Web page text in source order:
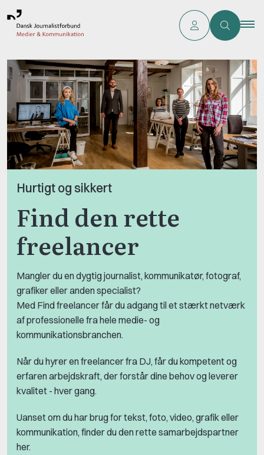
Hurtigt og sikkert
Find den rette
freelancer
Mangler du en dygtig journalist, kommunikatør, fotograf,
grafiker eller anden specialist?
Med Find freelancer får du adgang til et stærkt netværk
af professionelle fra hele medie- og
kommunikationsbranchen.
Når du hyrer en freelancer fra DJ, får du kompetent og
erfaren arbejdskraft, der forstår dine behov og leverer
kvalitet - hver gang.
Uanset om du har brug for tekst, foto, video, grafik eller
kommunikation, finder du den rette samarbejdspartner
her.